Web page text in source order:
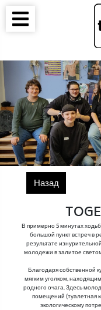
Назад
В примерно 5 минутах
большой пункт встреч в
результате
молодежи в залитое
Благодаря собственной
мягким уголком,
родного очага. Здесь
помещений (туалетная
экологическому